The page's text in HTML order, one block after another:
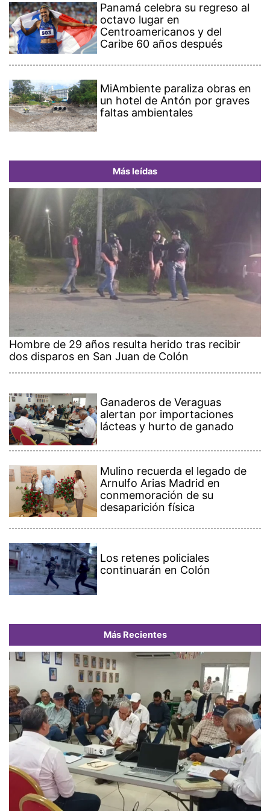
Panamá celebra su regreso al
octavo lugar en
Centroamericanos y del
Caribe 60 años después
MiAmbiente paraliza obras en
un hotel de Antón por graves
faltas ambientales
Más leídas
Hombre de 29 años resulta herido tras recibir
dos disparos en San Juan de Colón
Ganaderos de Veraguas
alertan por importaciones
lácteas y hurto de ganado
Mulino recuerda el legado de
Arnulfo Arias Madrid en
conmemoración de su
desaparición física
Los retenes policiales
continuarán en Colón
Más Recientes